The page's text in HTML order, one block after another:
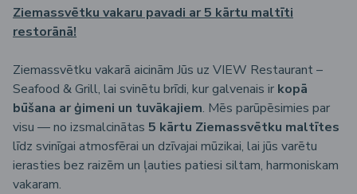
Ziemassvētku vakaru pavadi ar 5 kārtu maltīti
restorānā!
Ziemassvētku vakarā aicinām Jūs uz VIEW Restaurant –
Seafood & Grill, lai svinētu brīdi, kur galvenais ir kopā
būšana ar ģimeni un tuvākajiem. Mēs parūpēsimies par
visu — no izsmalcinātas 5 kārtu Ziemassvētku maltītes
līdz svinīgai atmosfērai un dzīvajai mūzikai, lai jūs varētu
ierasties bez raizēm un ļauties patiesi siltam, harmoniskam
vakaram.